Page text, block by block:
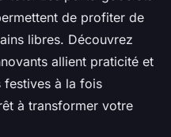
de profiter de
libres. Découvrez
allient praticité et
festives à la fois
à transformer votre